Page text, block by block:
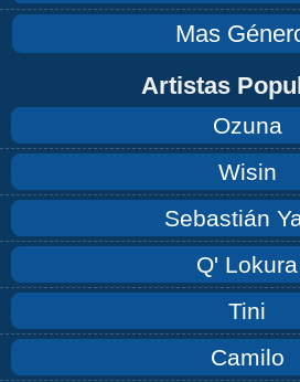
Mas
Artistas
Ozuna
Wisin
Sebastián
Q' Lokura
Tini
Camilo